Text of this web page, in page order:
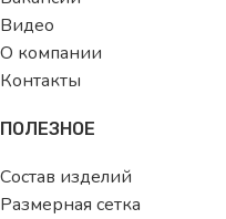
Видео
О компании
Контакты
ПОЛЕЗНОЕ
Состав изделий
Размерная сетка